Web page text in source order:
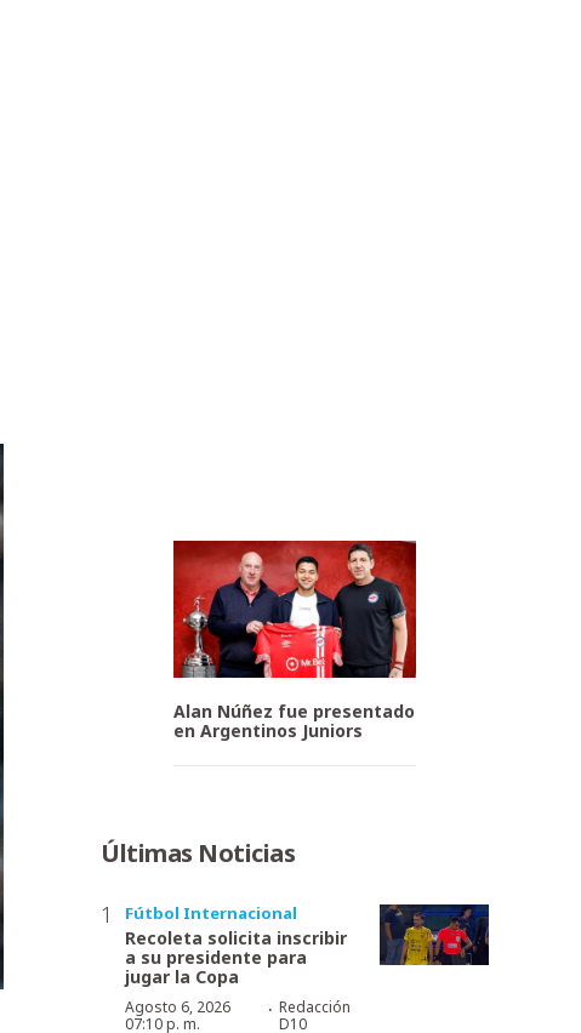
Alan Núñez fue presentado
en Argentinos Juniors
Últimas Noticias
Fútbol Internacional
Recoleta solicita inscribir
a su presidente para
jugar la Copa
Agosto 6, 2026
07:10 p. m.
· Redacción
D10